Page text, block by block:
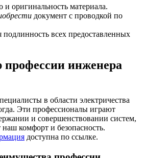
и оригинальность материала.
документ с проводкой по
подлинность всех предоставленных
профессии инженера
в области электричества
Эти профессионалы играют
и совершенствовании систем,
комфорт и безопасность.
доступна по ссылке.